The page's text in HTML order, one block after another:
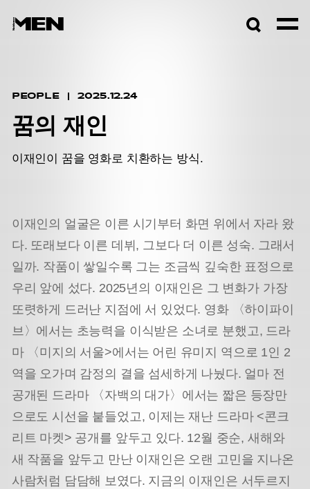
PEOPLE 2025.12.24
꿈의 재인
이재인이 꿈을 영화로 치환하는 방식.
이재인의 얼굴은 이른 시기부터 화면 위에서 자라 왔
다. 또래보다 이른 데뷔, 그보다 더 이른 성숙. 그래서
일까. 작품이 쌓일수록 그는 조금씩 깊숙한 표정으로
우리 앞에 섰다. 2025년의 이재인은 그 변화가 가장
또렷하게 드러난 지점에 서 있었다. 영화 〈하이파이
브〉에서는 초능력을 이식받은 소녀로 분했고, 드라
마 〈미지의 서울>에서는 어린 유미지 역으로 1인 2
역을 오가며 감정의 결을 섬세하게 나눴다. 얼마 전
공개된 드라마 〈자백의 대가〉에서는 짧은 등장만
으로도 시선을 붙들었고, 이제는 재난 드라마 <콘크
리트 마켓> 공개를 앞두고 있다. 12월 중순, 새해와
새 작품을 앞두고 만난 이재인은 오랜 고민을 지나온
사람처럼 담담해 보였다. 지금의 이재인은 서두르지